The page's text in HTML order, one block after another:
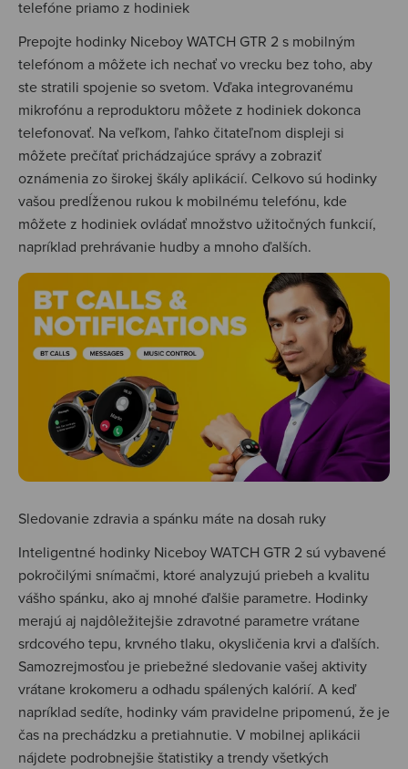
telefóne priamo z hodiniek
Prepojte hodinky Niceboy WATCH GTR 2 s mobilným
telefónom a môžete ich nechať vo vrecku bez toho, aby
ste stratili spojenie so svetom. Vďaka integrovanému
mikrofónu a reproduktoru môžete z hodiniek dokonca
telefonovať. Na veľkom, ľahko čitateľnom displeji si
môžete prečítať prichádzajúce správy a zobraziť
oznámenia zo širokej škály aplikácií. Celkovo sú hodinky
vašou predĺženou rukou k mobilnému telefónu, kde
môžete z hodiniek ovládať množstvo užitočných funkcií,
napríklad prehrávanie hudby a mnoho ďalších.
Sledovanie zdravia a spánku máte na dosah ruky
Inteligentné hodinky Niceboy WATCH GTR 2 sú vybavené
pokročilými snímačmi, ktoré analyzujú priebeh a kvalitu
vášho spánku, ako aj mnohé ďalšie parametre. Hodinky
merajú aj najdôležitejšie zdravotné parametre vrátane
srdcového tepu, krvného tlaku, okysličenia krvi a ďalších.
Samozrejmosťou je priebežné sledovanie vašej aktivity
vrátane krokomeru a odhadu spálených kalórií. A keď
napríklad sedíte, hodinky vám pravidelne pripomenú, že je
čas na prechádzku a pretiahnutie. V mobilnej aplikácii
nájdete podrobnejšie štatistiky a trendy všetkých